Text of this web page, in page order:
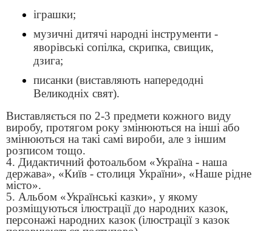
іграшки;
музичні дитячі народні інструменти -
яворівські сопілка, скрипка, свищик,
дзига;
писанки (виставляють напередодні
Великодніх свят).
Виставляється по 2-3 предмети кожного виду
виробу, протягом року змінюються на інші або
змінюються на такі самі вироби, але з іншим
розписом тощо.
4. Дидактичний фотоальбом «Україна - наша
держава», «Київ - столиця України», «Наше рідне
місто».
5. Альбом «Українські казки», у якому
розміщуються ілюстрації до народних казок,
персонажі народних казок (ілюстрації з казок